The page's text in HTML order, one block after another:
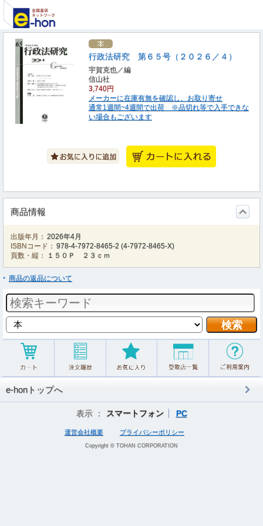
行政法研究 第６５号（２０２６／４）
宇賀克也／編
信山社
3,740円
メーカーに在庫有無を確認し、お取り寄せ
通常1週間~4週間で出荷 ※品切れ等で入手できな
い場合もございます
商品情報
出版年月： 2026年4月
ISBNコード： 978-4-7972-8465-2 (4-7972-8465-X)
頁数・縦：
１５０Ｐ ２３ｃｍ
商品の返品について
e-honトップへ
表示 ： スマートフォン PC
運営会社概要 プライバシーポリシー
Copyright © TOHAN CORPORATION